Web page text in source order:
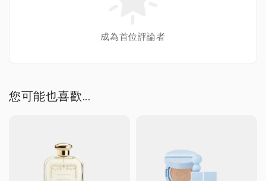
成為首位評論者
您可能也喜歡...